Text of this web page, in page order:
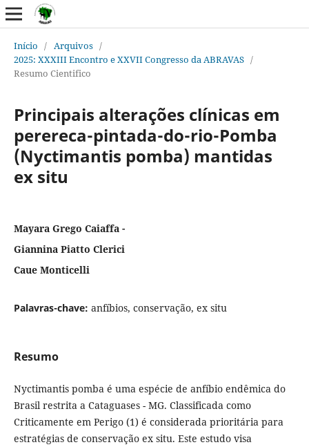
Início / Arquivos /
2025: XXXIII Encontro e XXVII Congresso da ABRAVAS /
Resumo Cientifico
Principais alterações clínicas em
perereca-pintada-do-rio-Pomba
(Nyctimantis pomba) mantidas
ex situ
Mayara Grego Caiaffa -
Giannina Piatto Clerici
Caue Monticelli
Palavras-chave: anfíbios, conservação, ex situ
Resumo
Nyctimantis pomba é uma espécie de anfíbio endêmica do
Brasil restrita a Cataguases - MG. Classificada como
Criticamente em Perigo (1) é considerada prioritária para
estratégias de conservação ex situ. Este estudo visa